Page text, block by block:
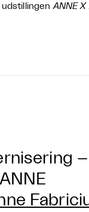
udstillingenANNE X